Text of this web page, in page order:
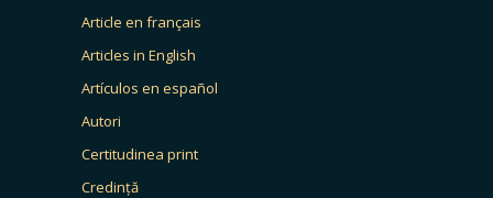
Article en français
Articles in English
Artículos en español
Autori
Certitudinea print
Credință